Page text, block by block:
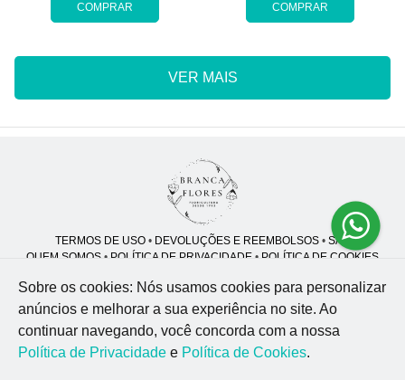
COMPRAR COMPRAR
VER MAIS
TERMOS DE USO• DEVOLUÇÕES E REEMBOLSOS• SAC
QUEM SOMOS • POLÍTICA DE PRIVACIDADE • POLÍTICA DE COOKIES
Branca Flores | CNPJ: 46.914.997/0001-96
R. Mal. Rondon, 119 - Jardim Sumare - Ribeirão Preto - SP - 14025-430
Sobre os cookies: Nós usamos cookies para personalizar
anúncios e melhorar a sua experiência no site. Ao
continuar navegando, você concorda com a nossa
Política de Privacidade e Política de Cookies.